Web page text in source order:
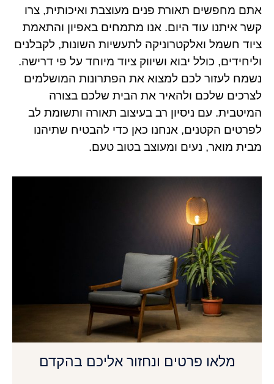
אתם מחפשים תאורת פנים מעוצבת ואיכותית, צרו
קשר איתנו עוד היום. אנו מתמחים באפיון והתאמת
ציוד חשמל ואלקטרוניקה לתעשיות השונות, לקבלנים
וליחידים, כולל יבוא ושיווק ציוד מיוחד על פי דרישה.
נשמח לעזור לכם למצוא את הפתרונות המושלמים
לצרכים שלכם ולהאיר את הבית שלכם בצורה
המיטבית. עם ניסיון רב בעיצוב תאורה ותשומת לב
לפרטים הקטנים, אנחנו כאן כדי להבטיח שתיהנו
מבית מואר, נעים ומעוצב בטוב טעם.
מלאו פרטים ונחזור אליכם בהקדם